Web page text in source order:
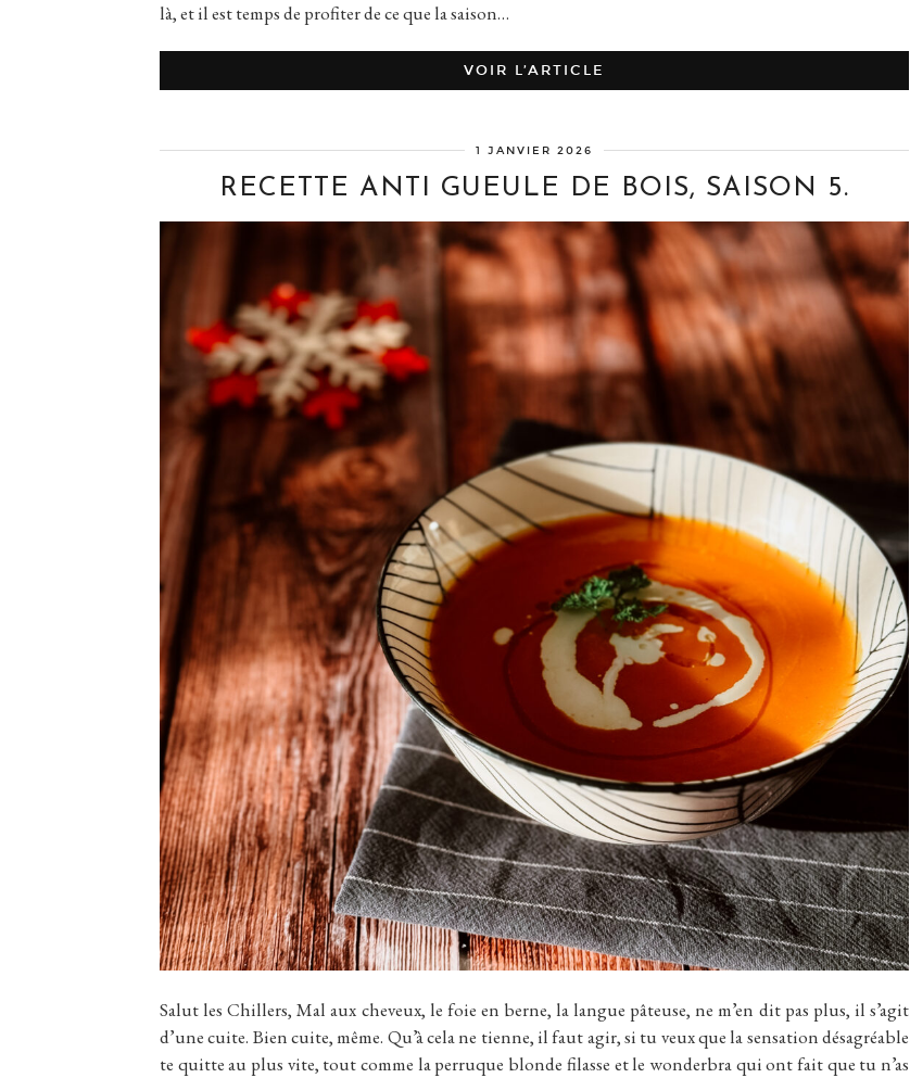
là, et il est temps de profiter de ce que la saison…
VOIR L’ARTICLE
1 JANVIER 2026
RECETTE ANTI GUEULE DE BOIS, SAISON 5.
Salut les Chillers, Mal aux cheveux, le foie en berne, la langue pâteuse, ne m’en dit pas plus, il s’agit
d’une cuite. Bien cuite, même. Qu’à cela ne tienne, il faut agir, si tu veux que la sensation désagréable
te quitte au plus vite, tout comme la perruque blonde filasse et le wonderbra qui ont fait que tu n’as